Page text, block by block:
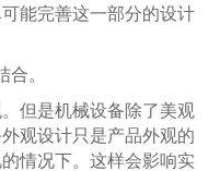
能完善这一部分的设计
。
但是机械设备除了美观
观设计只是产品外观的
情况下。这样会影响实